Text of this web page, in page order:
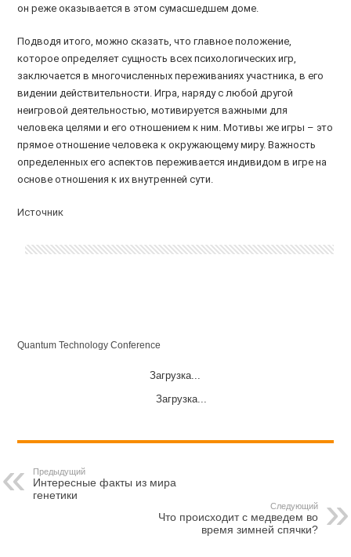
он реже оказывается в этом сумасшедшем доме.
Подводя итого, можно сказать, что главное положение,
которое определяет сущность всех психологических игр,
заключается в многочисленных переживаниях участника, в его
видении действительности. Игра, наряду с любой другой
неигровой деятельностью, мотивируется важными для
человека целями и его отношением к ним. Мотивы же игры – это
прямое отношение человека к окружающему миру. Важность
определенных его аспектов переживается индивидом в игре на
основе отношения к их внутренней сути.
Источник
Quantum Technology Conference
Загрузка...
Загрузка...
Предыдущий
Интересные факты из мира
генетики
Следующий
Что происходит с медведем во
время зимней спячки?